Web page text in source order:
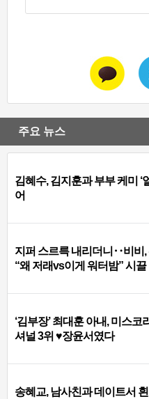
주요 뉴스
김혜수, 김지훈과 부부 케미 ‘
어
지퍼 스르륵 내리더니‥비비,
“왜 저래vs이게 워터밤” 시끌
‘김부장’ 최대훈 아내, 미스코
셔널 3위 ♥장윤서였다
송혜교, 남사친과 데이트서